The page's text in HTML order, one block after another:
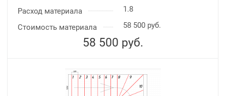
Расход материала
1.8
Стоимость материала
58 500 руб.
58 500 руб.